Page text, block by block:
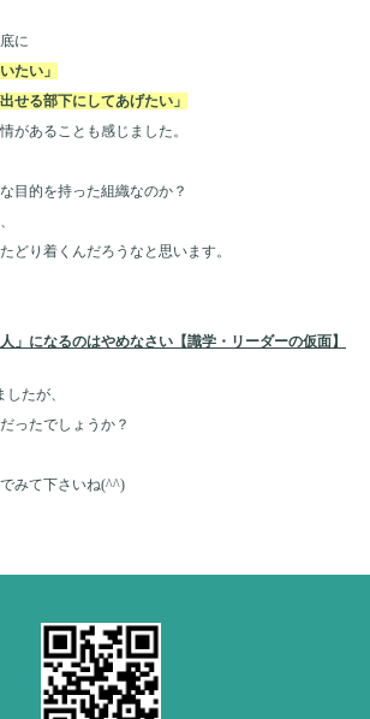
に
たい」
せる部下にしてあげたい」
があることも感じました。
目的を持った組織なのか？
どり着くんだろうなと思います。
」になるのはやめなさい【識学・リーダーの仮面】
たが、
ったでしょうか？
みて下さいね(^^)